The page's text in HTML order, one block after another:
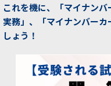
これを機に、「マイナン
実務」、「マイナンバー
しょう！